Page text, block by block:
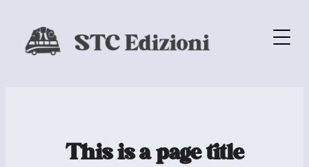
This is a page title